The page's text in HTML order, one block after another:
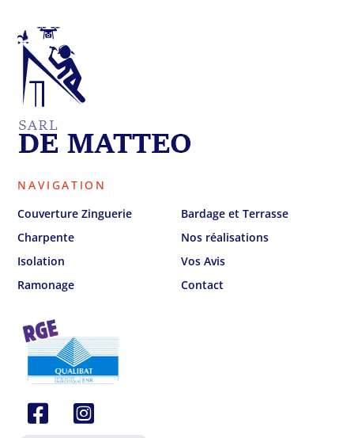
NAVIGATION
Couverture Zinguerie
Charpente
Isolation
Ramonage
Bardage et Terrasse
Nos réalisations
Vos Avis
Contact